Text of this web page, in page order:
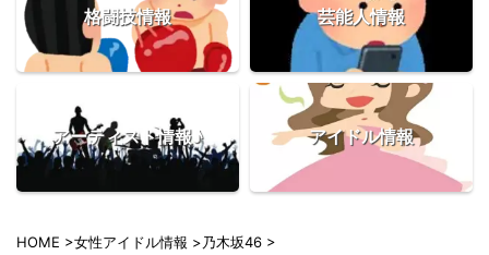
格闘技情報 芸能人情報
アーティスト情報♪ アイドル情報
HOME >女性アイドル情報 >乃木坂46 >